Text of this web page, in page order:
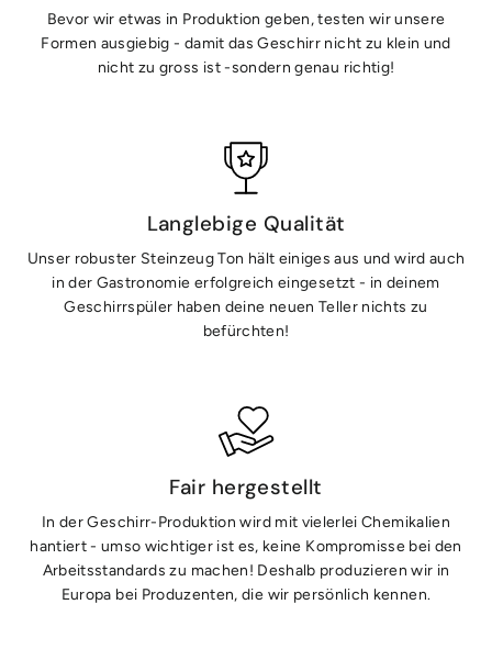
Bevor wir etwas in Produktion geben, testen wir unsere
Formen ausgiebig - damit das Geschirr nicht zu klein und
nicht zu gross ist -sondern genau richtig!
Langlebige Qualität
Unser robuster Steinzeug Ton hält einiges aus und wird auch
in der Gastronomie erfolgreich eingesetzt - in deinem
Geschirrspüler haben deine neuen Teller nichts zu
befürchten!
Fair hergestellt
In der Geschirr-Produktion wird mit vielerlei Chemikalien
hantiert - umso wichtiger ist es, keine Kompromisse bei den
Arbeitsstandards zu machen! Deshalb produzieren wir in
Europa bei Produzenten, die wir persönlich kennen.